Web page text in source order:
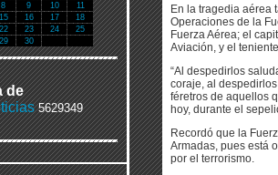
8 9 10
11
15 16 17
18
22 23 24
25
29 30
de
5629349
En la tragedia aérea
Operaciones de la
Fuerza Aérea; el
Aviación, y el
“Al despedirlos
coraje, al
féretros de aquellos
hoy, durante el
Recordó que la
Armadas, pues está
por el terrorismo.